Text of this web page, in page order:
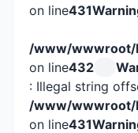
on line431
/www/wwwroot/
on line432
: Illegal string
/www/wwwroot/
on line431